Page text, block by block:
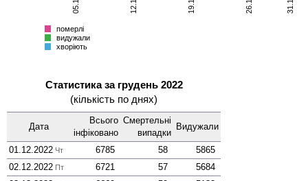
померлі
видужали
хворіють
Статистика за грудень 2022
(кількість по днях)
Дата
Всього
інфі­ковано
Смер­тельні
випадки
Виду­жали
01.12.2022 Чт 6785 58
5865
02.12.2022 Пт 6721 57
5684